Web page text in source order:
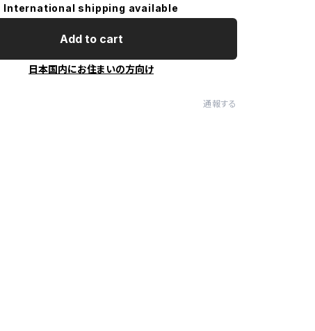
International shipping available
Add to cart
日本国内にお住まいの方向け
通報する